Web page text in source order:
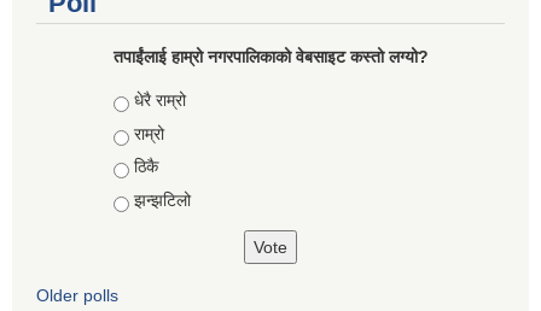
तपाईंलाई हाम्रो नगरपालिकाको वेबसाइट कस्तो लग्यो?
Choices
धेरै राम्रो
राम्रो
ठिकै
झन्झटिलो
Older polls